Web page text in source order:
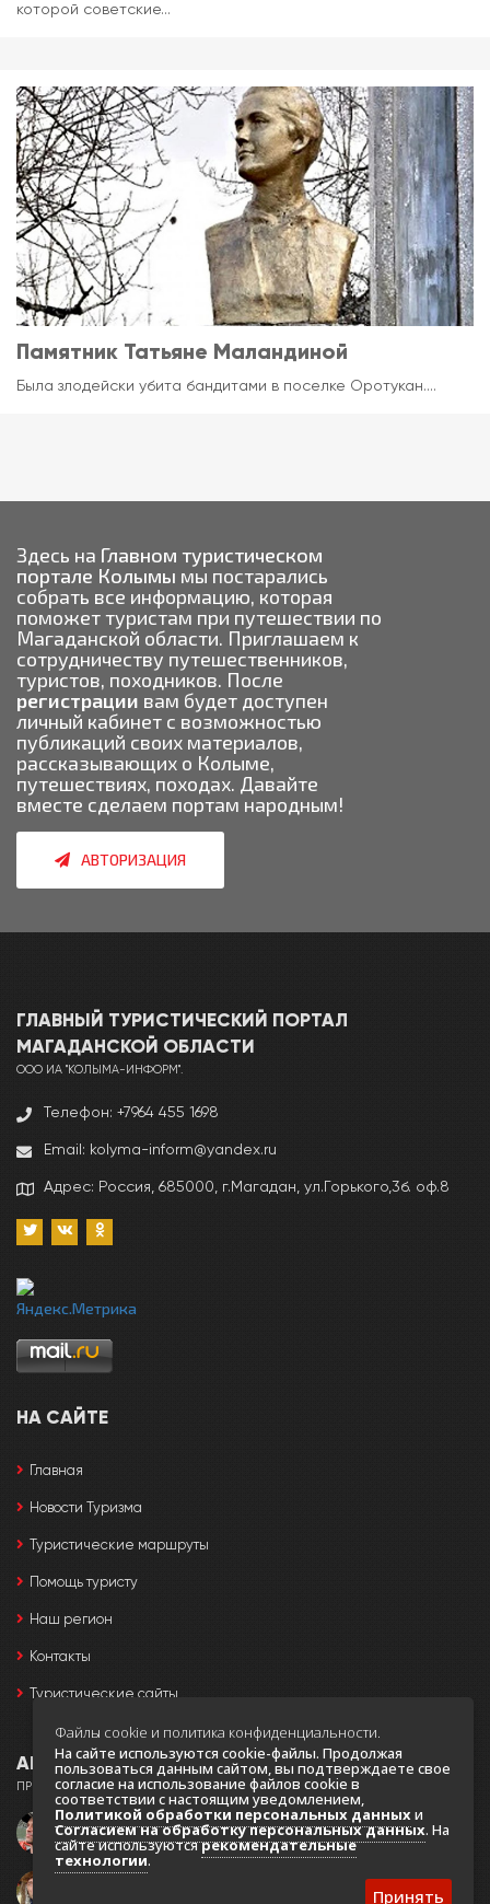
которой советские...
Памятник Татьяне Маландиной
Была злодейски убита бандитами в поселке Оротукан....
Здесь на Главном туристическом
портале Колымы мы постарались
собрать все информацию, которая
поможет туристам при путешествии по
Магаданской области. Приглашаем к
сотрудничеству путешественников,
туристов, походников. После
регистрации вам будет доступен
личный кабинет с возможностью
публикаций своих материалов,
рассказывающих о Колыме,
путешествиях, походах. Давайте
вместе сделаем портам народным!
АВТОРИЗАЦИЯ
ГЛАВНЫЙ ТУРИСТИЧЕСКИЙ ПОРТАЛ
МАГАДАНCКОЙ ОБЛАСТИ
ООО ИА "КОЛЫМА-ИНФОРМ".
Телефон: +7964 455 1698
Email: kolyma-inform@yandex.ru
Адрес: Россия, 685000, г.Магадан, ул.Горького,3б. оф.8
НА САЙТЕ
Главная
Новости Туризма
Туристические маршруты
Помощь туристу
Наш регион
Контакты
Туристические сайты
АВТОРЫ
ПРИ СОЗДАНИИ ПОРТАЛА ИСПОЛЬЗОВАЛИСЬ ФОТО:
Игорь Черный
Файлы cookie и политика конфиденциальности.
На сайте используются cookie-файлы. Продолжая
пользоваться данным сайтом, вы подтверждаете свое
согласие на использование файлов cookie в
соответствии с настоящим уведомлением,
Политикой обработки персональных данныхи
Согласием на обработку персональных данных. На
сайте используютсярекомендательные
технологии.
Принять